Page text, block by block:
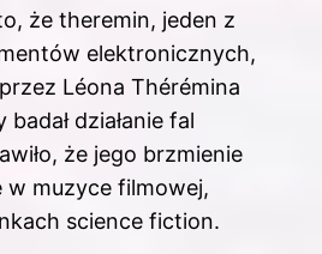
że theremin, jeden z
elektronicznych,
Léona Thérémina
działanie fal
że jego brzmienie
w muzyce filmowej,
science fiction.